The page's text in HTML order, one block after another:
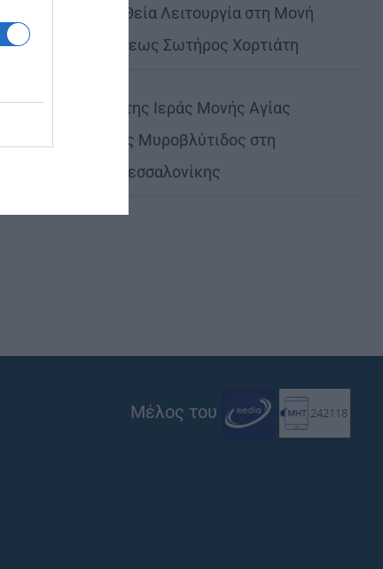
Αρχιερατική Θεία Λειτουργία στη Μονή
Μεταμορφώσεως Σωτήρος Χορτιάτη
Η Πανήγυρις της Ιεράς Μονής Αγίας
Θεοδώρας της Μυροβλύτιδος στη
Μητρόπολη Θεσσαλονίκης
Μέλος του